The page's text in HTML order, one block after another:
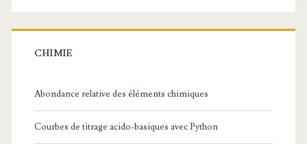
CHIMIE
Abondance relative des éléments chimiques
Courbes de titrage acido-basiques avec Python